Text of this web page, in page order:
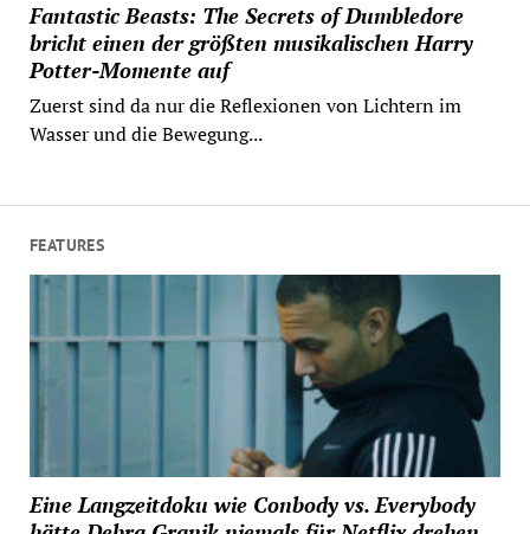
Fantastic Beasts: The Secrets of Dumbledore
bricht einen der größten musikalischen Harry
Potter-Momente auf
Zuerst sind da nur die Reflexionen von Lichtern im
Wasser und die Bewegung...
FEATURES
Eine Langzeitdoku wie Conbody vs. Everybody